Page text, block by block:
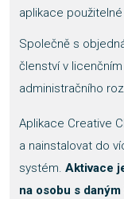
aplikace
Společně s
členství v
administračního
Aplikace Creative
a nainstalovat do
systém. Aktivace
na osobu s